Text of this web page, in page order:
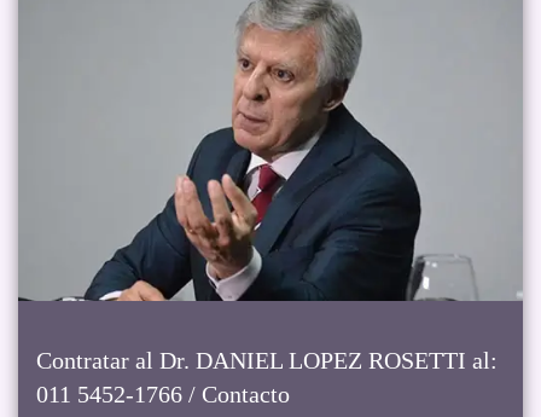
Contratar al Dr. DANIEL LOPEZ ROSETTI al:
011 5452-1766 / Contacto